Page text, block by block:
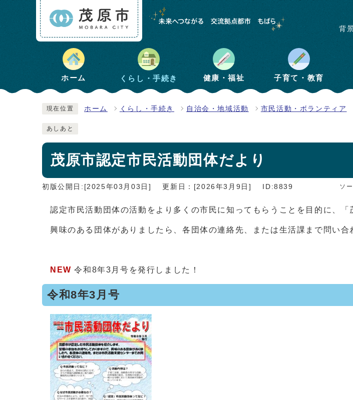
背
ホーム くらし・手続き 健康・福祉 子育て・教育
現在位置 ホーム くらし・手続き 自治会・地域活動 市民活動・ボランティア
あしあと
茂原市認定市民活動団体だより
初版公開日:[2025年03月03日] 更新日：[2026年3月9日] ID:8839 ソ
認定市民活動団体の活動をより多くの市民に知ってもらうことを目的に、
興味のある団体がありましたら、各団体の連絡先、または生活課まで問い合
NEW令和8年3月号を発行しました！
令和8年3月号